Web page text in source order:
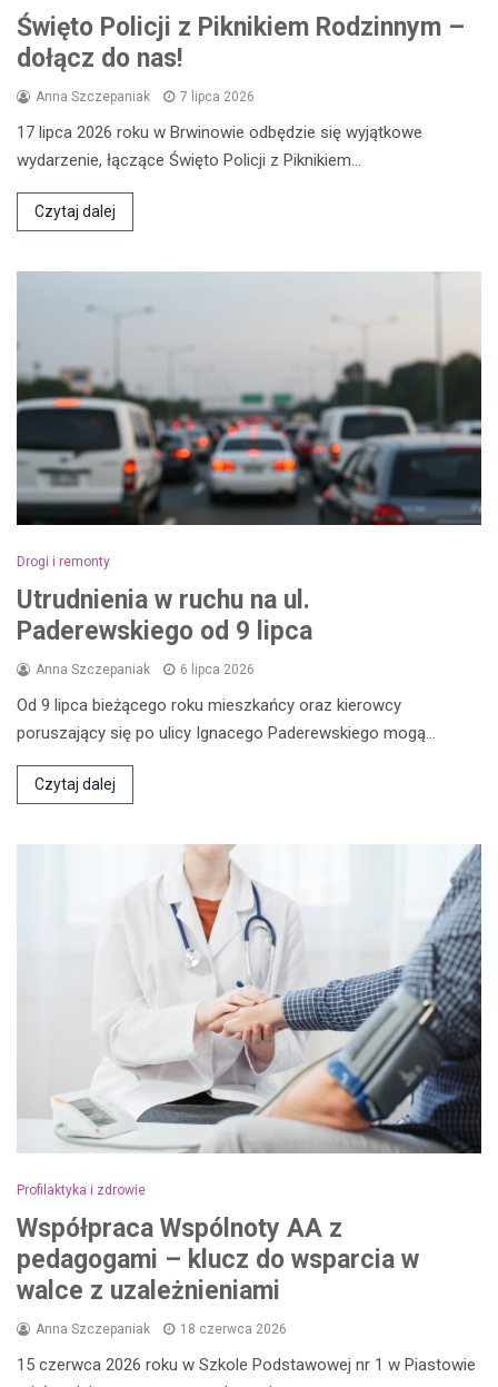
Święto Policji z Piknikiem Rodzinnym –
dołącz do nas!
Anna Szczepaniak 7 lipca 2026
17 lipca 2026 roku w Brwinowie odbędzie się wyjątkowe
wydarzenie, łączące Święto Policji z Piknikiem…
Czytaj dalej
Drogi i remonty
Utrudnienia w ruchu na ul.
Paderewskiego od 9 lipca
Anna Szczepaniak 6 lipca 2026
Od 9 lipca bieżącego roku mieszkańcy oraz kierowcy
poruszający się po ulicy Ignacego Paderewskiego mogą…
Czytaj dalej
Profilaktyka i zdrowie
Współpraca Wspólnoty AA z
pedagogami – klucz do wsparcia w
walce z uzależnieniami
Anna Szczepaniak 18 czerwca 2026
15 czerwca 2026 roku w Szkole Podstawowej nr 1 w Piastowie